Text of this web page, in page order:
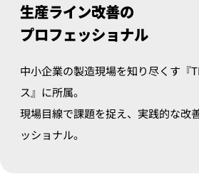
生産ライン改善の
プロフェッショナル
中小企業の製造現場を知り尽くす『
ス』に所属。
現場目線で課題を捉え、実践的な改
ッショナル。